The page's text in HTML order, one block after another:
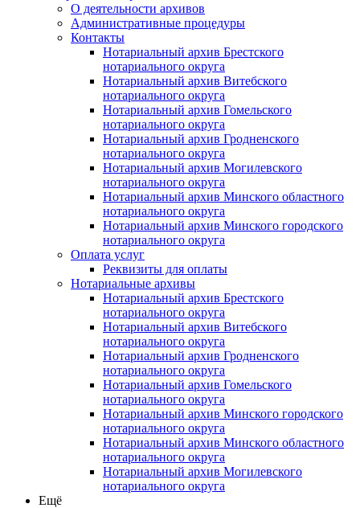
О деятельности архивов
Административные процедуры
Контакты
Нотариальный архив Брестского
нотариального округа
Нотариальный архив Витебского
нотариального округа
Нотариальный архив Гомельского
нотариального округа
Нотариальный архив Гродненского
нотариального округа
Нотариальный архив Могилевского
нотариального округа
Нотариальный архив Минского областного
нотариального округа
Нотариальный архив Минского городского
нотариального округа
Оплата услуг
Реквизиты для оплаты
Нотариальные архивы
Нотариальный архив Брестского
нотариального округа
Нотариальный архив Витебского
нотариального округа
Нотариальный архив Гродненского
нотариального округа
Нотариальный архив Гомельского
нотариального округа
Нотариальный архив Минского городского
нотариального округа
Нотариальный архив Минского областного
нотариального округа
Нотариальный архив Могилевского
нотариального округа
Ещё